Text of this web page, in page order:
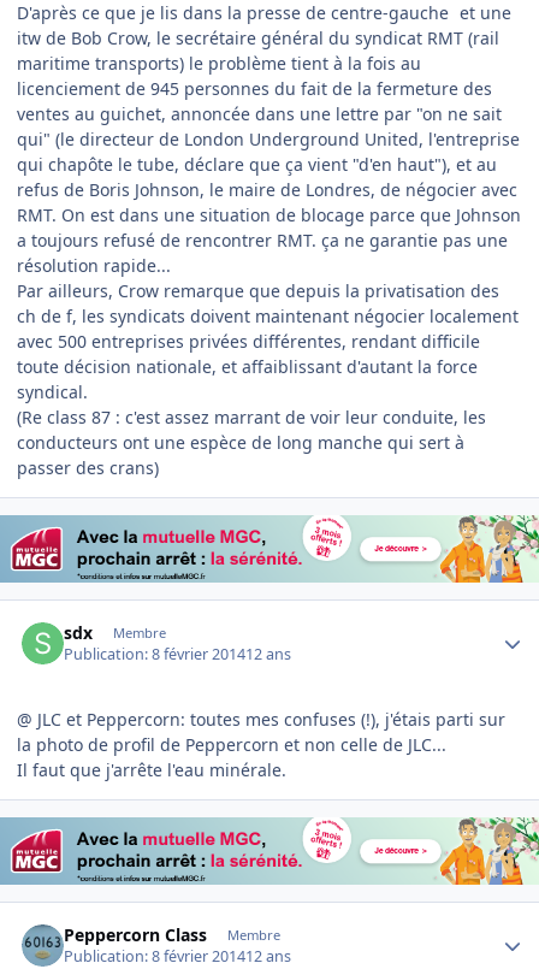
D'après ce que je lis dans la presse de centre-gauche et une
itw de Bob Crow, le secrétaire général du syndicat RMT (rail
maritime transports) le problème tient à la fois au
licenciement de 945 personnes du fait de la fermeture des
ventes au guichet, annoncée dans une lettre par "on ne sait
qui" (le directeur de London Underground United, l'entreprise
qui chapôte le tube, déclare que ça vient "d'en haut"), et au
refus de Boris Johnson, le maire de Londres, de négocier avec
RMT. On est dans une situation de blocage parce que Johnson
a toujours refusé de rencontrer RMT. ça ne garantie pas une
résolution rapide...
Par ailleurs, Crow remarque que depuis la privatisation des
ch de f, les syndicats doivent maintenant négocier localement
avec 500 entreprises privées différentes, rendant difficile
toute décision nationale, et affaiblissant d'autant la force
syndical.
(Re class 87 : c'est assez marrant de voir leur conduite, les
conducteurs ont une espèce de long manche qui sert à
passer des crans)
sdx Membre
Publication:8 février 201412 ans
@ JLC et Peppercorn: toutes mes confuses (!), j'étais parti sur
la photo de profil de Peppercorn et non celle de JLC...
Il faut que j'arrête l'eau minérale.
Peppercorn Class Membre
Publication:8 février 201412 ans